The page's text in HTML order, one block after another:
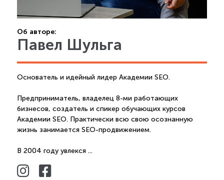
Об авторе:
Павел Шульга
Основатель и идейный лидер Академии SEO.
Предприниматель, владелец 8-ми работающих
бизнесов, создатель и спикер обучающих курсов
Академии SEO. Практически всю свою осознанную
жизнь занимается SEO-продвижением.
В 2004 году увлекся ...